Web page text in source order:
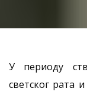
У периоду
светског рата